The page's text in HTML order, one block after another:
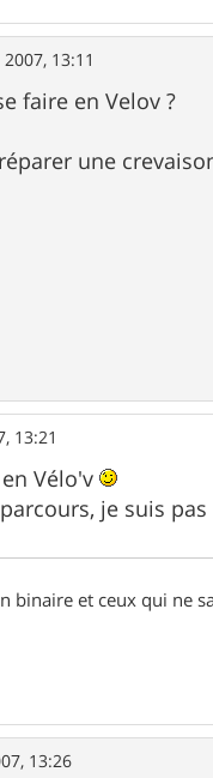
13:11
faire en Velov ?
une
13:21
en Vélo'v
je suis
binaire et ceux qui ne
13:26